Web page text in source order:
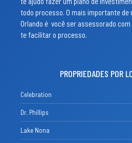
todo processo. O mais importante de
Orlando é você ser assessorado
te facilitar o processo.
PROPRIEDADES POR
Celebration
Dr. Phillips
Lake Nona